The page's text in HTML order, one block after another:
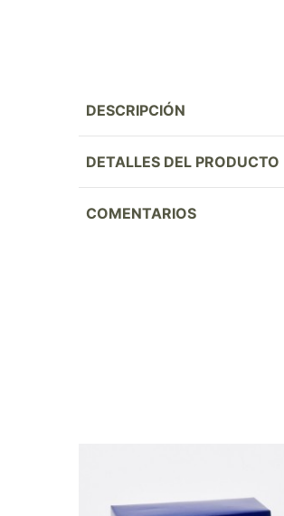
DESCRIPCIÓN
DETALLES DEL PRODUCTO
COMENTARIOS